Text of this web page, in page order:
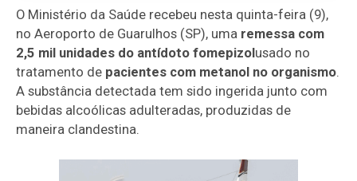
O Ministério da Saúde recebeu nesta quinta-feira (9),
no Aeroporto de Guarulhos (SP), uma remessa com
2,5 mil unidades do antídoto fomepizolusado no
tratamento de pacientes com metanol no organismo.
A substância detectada tem sido ingerida junto com
bebidas alcoólicas adulteradas, produzidas de
maneira clandestina.